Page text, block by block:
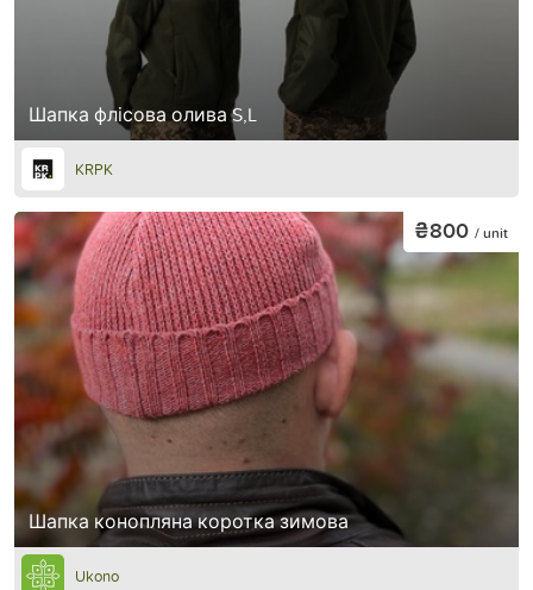
Шапка флісова олива S,L
KRPK
Шапка конопляна коротка зимова
₴800 / unit
Ukono